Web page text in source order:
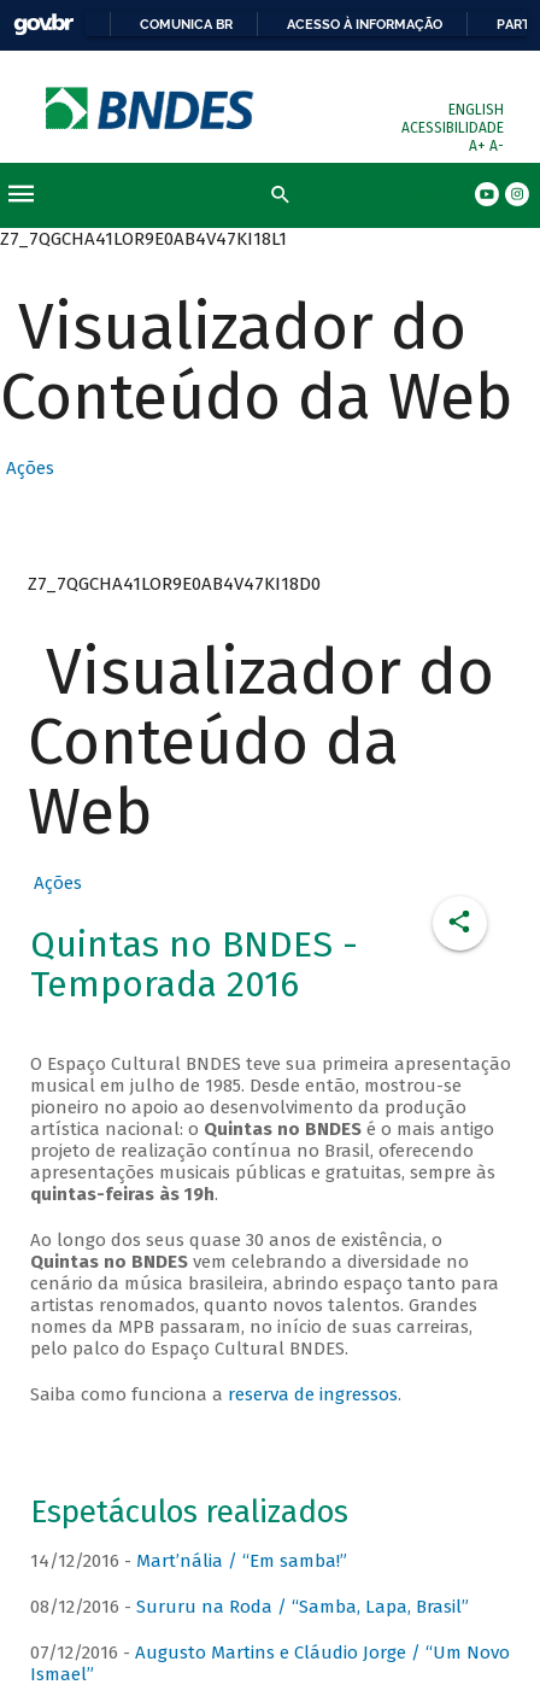
COMUNICA BR ACESSO À INFORMAÇÃO
ENGLISH
ACESSIBILIDADE
A+ A-
Z7_7QGCHA41LOR9E0AB4V47KI18L1
Visualizador do
Conteúdo da Web
Ações
Z7_7QGCHA41LOR9E0AB4V47KI18D0
Visualizador do
Conteúdo da
Web
Ações
Quintas no BNDES -
Temporada 2016
O Espaço Cultural BNDES teve sua primeira apresentação
musical em julho de 1985. Desde então, mostrou-se
pioneiro no apoio ao desenvolvimento da produção
artística nacional: o Quintas no BNDESé o mais antigo
projeto de realização contínua no Brasil, oferecendo
apresentações musicais públicas e gratuitas, sempre às
quintas-feiras às 19h.
Ao longo dos seus quase 30 anos de existência, o
Quintas no BNDESvem celebrando a diversidade no
cenário da música brasileira, abrindo espaço tanto para
artistas renomados, quanto novos talentos. Grandes
nomes da MPB passaram, no início de suas carreiras,
pelo palco do Espaço Cultural BNDES.
Saiba como funciona a reserva de ingressos.
Espetáculos realizados
14/12/2016 - Mart’nália / “Em samba!”
08/12/2016 - Sururu na Roda / “Samba, Lapa, Brasil”
07/12/2016 - Augusto Martins e Cláudio Jorge / “Um Novo
Ismael”